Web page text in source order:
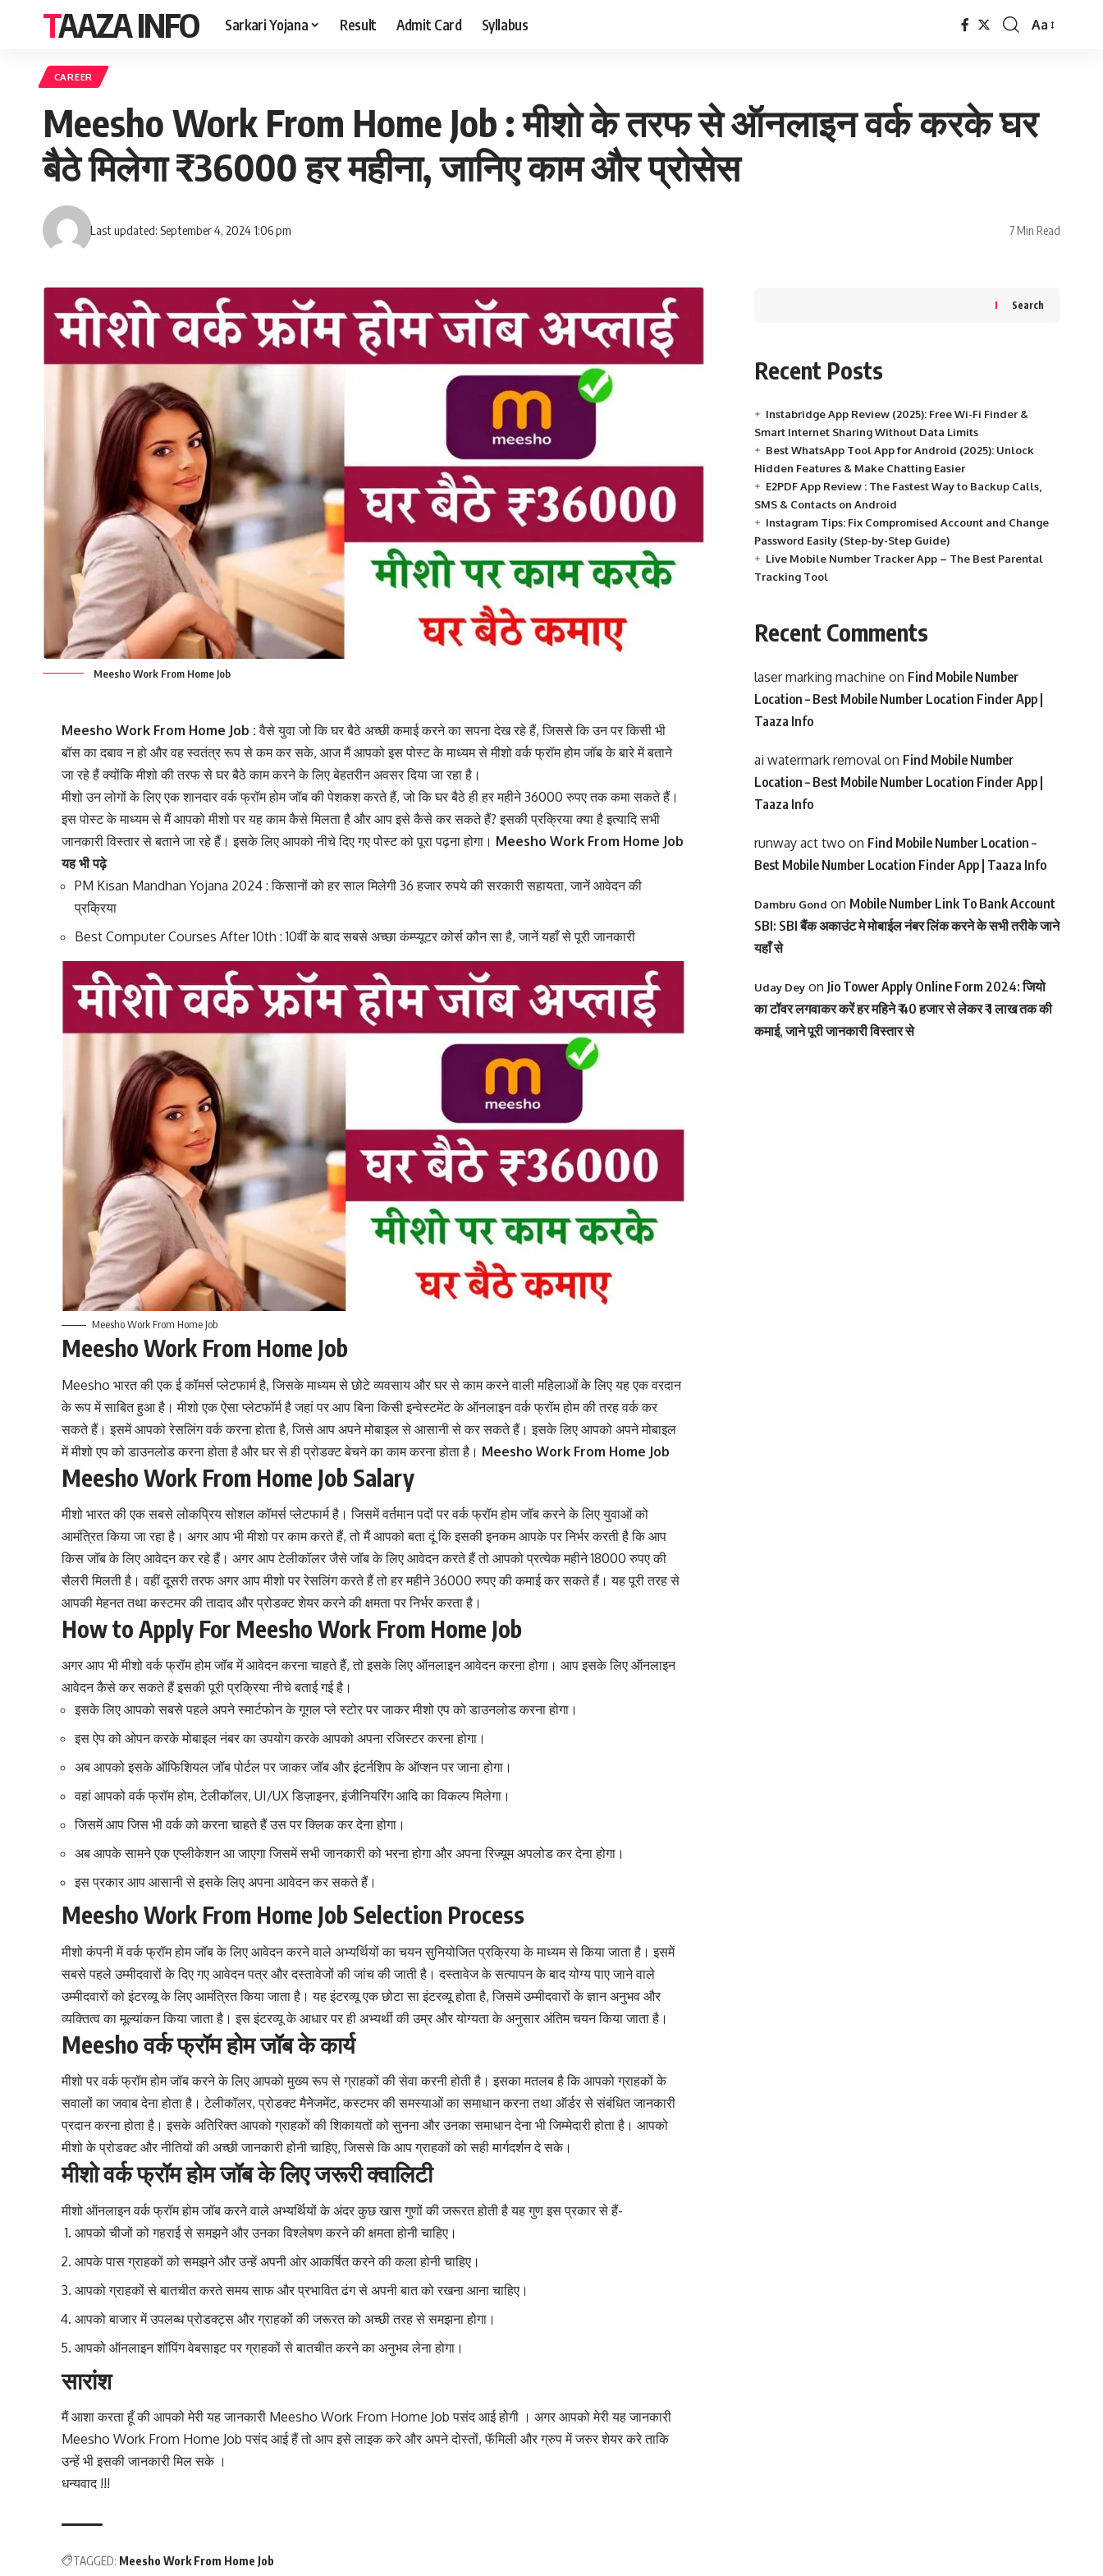
TAAZA INFO Sarkari Yojana Result Admit Card Syllabus
Font
Aa
CAREER
Meesho Work From Home Job : मीशो के तरफ से ऑनलाइन वर्क करके घर
बैठे मिलेगा ₹36000 हर महीना, जानिए काम और प्रोसेस
Last updated: September 4, 2024 1:06 pm 7 Min Read
Meesho Work From Home Job
Meesho Work From Home Job :वैसे युवा जो कि घर बैठे अच्छी कमाई करने का सपना देख रहे हैं, जिससे कि उन पर किसी भी
बॉस का दबाव न हो और वह स्वतंत्र रूप से कम कर सके, आज मैं आपको इस पोस्ट के माध्यम से मीशो वर्क फ्रॉम होम जॉब के बारे में बताने
जा रहे हैं क्योंकि मीशो की तरफ से घर बैठे काम करने के लिए बेहतरीन अवसर दिया जा रहा है।
मीशो उन लोगों के लिए एक शानदार वर्क फ्रॉम होम जॉब की पेशकश करते हैं, जो कि घर बैठे ही हर महीने 36000 रुपए तक कमा सकते हैं।
इस पोस्ट के माध्यम से मैं आपको मीशो पर यह काम कैसे मिलता है और आप इसे कैसे कर सकते हैं? इसकी प्रक्रिया क्या है इत्यादि सभी
जानकारी विस्तार से बताने जा रहे हैं। इसके लिए आपको नीचे दिए गए पोस्ट को पूरा पढ़ना होगा। Meesho Work From Home Job
यह भी पढ़े
PM Kisan Mandhan Yojana 2024 : किसानों को हर साल मिलेगी 36 हजार रुपये की सरकारी सहायता, जानें आवेदन की
प्रक्रिया
Best Computer Courses After 10th : 10वीं के बाद सबसे अच्‍छा कंम्‍प्‍यूटर कोर्स कौन सा है, जानें यहाँ से पूरी जानकारी
Meesho Work From Home Job
Meesho Work From Home Job
Meesho भारत की एक ई कॉमर्स प्लेटफार्म है, जिसके माध्यम से छोटे व्यवसाय और घर से काम करने वाली महिलाओं के लिए यह एक वरदान
के रूप में साबित हुआ है। मीशो एक ऐसा प्लेटफॉर्म है जहां पर आप बिना किसी इन्वेस्टमेंट के ऑनलाइन वर्क फ्रॉम होम की तरह वर्क कर
सकते हैं। इसमें आपको रेसलिंग वर्क करना होता है, जिसे आप अपने मोबाइल से आसानी से कर सकते हैं। इसके लिए आपको अपने मोबाइल
में मीशो एप को डाउनलोड करना होता है और घर से ही प्रोडक्ट बेचने का काम करना होता है। Meesho Work From Home Job
Meesho Work From Home Job Salary
मीशो भारत की एक सबसे लोकप्रिय सोशल कॉमर्स प्लेटफार्म है। जिसमें वर्तमान पदों पर वर्क फ्रॉम होम जॉब करने के लिए युवाओं को
आमंत्रित किया जा रहा है। अगर आप भी मीशो पर काम करते हैं, तो मैं आपको बता दूं कि इसकी इनकम आपके पर निर्भर करती है कि आप
किस जॉब के लिए आवेदन कर रहे हैं। अगर आप टेलीकॉलर जैसे जॉब के लिए आवेदन करते हैं तो आपको प्रत्येक महीने 18000 रुपए की
सैलरी मिलती है। वहीं दूसरी तरफ अगर आप मीशो पर रेसलिंग करते हैं तो हर महीने 36000 रुपए की कमाई कर सकते हैं। यह पूरी तरह से
आपकी मेहनत तथा कस्टमर की तादाद और प्रोडक्ट शेयर करने की क्षमता पर निर्भर करता है।
How to Apply For Meesho Work From Home Job
अगर आप भी मीशो वर्क फ्रॉम होम जॉब में आवेदन करना चाहते हैं, तो इसके लिए ऑनलाइन आवेदन करना होगा। आप इसके लिए ऑनलाइन
आवेदन कैसे कर सकते हैं इसकी पूरी प्रक्रिया नीचे बताई गई है।
इसके लिए आपको सबसे पहले अपने स्मार्टफोन के गूगल प्ले स्टोर पर जाकर मीशो एप को डाउनलोड करना होगा।
इस ऐप को ओपन करके मोबाइल नंबर का उपयोग करके आपको अपना रजिस्टर करना होगा।
अब आपको इसके ऑफिशियल जॉब पोर्टल पर जाकर जॉब और इंटर्नशिप के ऑप्शन पर जाना होगा।
वहां आपको वर्क फ्रॉम होम, टेलीकॉलर, UI/UX डिज़ाइनर, इंजीनियरिंग आदि का विकल्प मिलेगा।
जिसमें आप जिस भी वर्क को करना चाहते हैं उस पर क्लिक कर देना होगा।
अब आपके सामने एक एप्लीकेशन आ जाएगा जिसमें सभी जानकारी को भरना होगा और अपना रिज्यूम अपलोड कर देना होगा।
इस प्रकार आप आसानी से इसके लिए अपना आवेदन कर सकते हैं।
Meesho Work From Home Job Selection Process
मीशो कंपनी में वर्क फ्रॉम होम जॉब के लिए आवेदन करने वाले अभ्यर्थियों का चयन सुनियोजित प्रक्रिया के माध्यम से किया जाता है। इसमें
सबसे पहले उम्मीदवारों के दिए गए आवेदन पत्र और दस्तावेजों की जांच की जाती है। दस्तावेज के सत्यापन के बाद योग्य पाए जाने वाले
उम्मीदवारों को इंटरव्यू के लिए आमंत्रित किया जाता है। यह इंटरव्यू एक छोटा सा इंटरव्यू होता है, जिसमें उम्मीदवारों के ज्ञान अनुभव और
व्यक्तित्व का मूल्यांकन किया जाता है। इस इंटरव्यू के आधार पर ही अभ्यर्थी की उम्र और योग्यता के अनुसार अंतिम चयन किया जाता है।
Meesho वर्क फ्रॉम होम जॉब के कार्य
मीशो पर वर्क फ्रॉम होम जॉब करने के लिए आपको मुख्य रूप से ग्राहकों की सेवा करनी होती है। इसका मतलब है कि आपको ग्राहकों के
सवालों का जवाब देना होता है। टेलीकॉलर, प्रोडक्ट मैनेजमेंट, कस्टमर की समस्याओं का समाधान करना तथा ऑर्डर से संबंधित जानकारी
प्रदान करना होता है। इसके अतिरिक्त आपको ग्राहकों की शिकायतों को सुनना और उनका समाधान देना भी जिम्मेदारी होता है। आपको
मीशो के प्रोडक्ट और नीतियों की अच्छी जानकारी होनी चाहिए, जिससे कि आप ग्राहकों को सही मार्गदर्शन दे सके।
मीशो वर्क फ्रॉम होम जॉब के लिए जरूरी क्वालिटी
मीशो ऑनलाइन वर्क फ्रॉम होम जॉब करने वाले अभ्यर्थियों के अंदर कुछ खास गुणों की जरूरत होती है यह गुण इस प्रकार से हैं-
आपको चीजों को गहराई से समझने और उनका विश्लेषण करने की क्षमता होनी चाहिए।
आपके पास ग्राहकों को समझने और उन्हें अपनी ओर आकर्षित करने की कला होनी चाहिए।
आपको ग्राहकों से बातचीत करते समय साफ और प्रभावित ढंग से अपनी बात को रखना आना चाहिए।
आपको बाजार में उपलब्ध प्रोडक्ट्स और ग्राहकों की जरूरत को अच्छी तरह से समझना होगा।
आपको ऑनलाइन शॉपिंग वेबसाइट पर ग्राहकों से बातचीत करने का अनुभव लेना होगा।
सारांश
मैं आशा करता हूँ की आपको मेरी यह जानकारी Meesho Work From Home Job पसंद आई होगी । अगर आपको मेरी यह जानकारी
Meesho Work From Home Job पसंद आई हैं तो आप इसे लाइक करे और अपने दोस्तों, फॅमिली और ग्रुप में जरुर शेयर करे ताकि
उन्हें भी इसकी जानकारी मिल सके ।
धन्यवाद !!!
TAGGED: Meesho Work From Home Job
Search
Recent Posts
Instabridge App Review (2025): Free Wi-Fi Finder &
Smart Internet Sharing Without Data Limits
Best WhatsApp Tool App for Android (2025): Unlock
Hidden Features & Make Chatting Easier
E2PDF App Review : The Fastest Way to Backup Calls,
SMS & Contacts on Android
Instagram Tips: Fix Compromised Account and Change
Password Easily (Step-by-Step Guide)
Live Mobile Number Tracker App – The Best Parental
Tracking Tool
Recent Comments
laser marking machine on Find Mobile Number
Location – Best Mobile Number Location Finder App |
Taaza Info
ai watermark removalon Find Mobile Number
Location – Best Mobile Number Location Finder App |
Taaza Info
runway act two on Find Mobile Number Location –
Best Mobile Number Location Finder App | Taaza Info
Dambru Gond on Mobile Number Link To Bank Account
SBI: SBI बैंक अकाउंट मे मोबाईल नंबर लिंक करने के सभी तरीके जाने
यहाँ से
Uday Deyon Jio Tower Apply Online Form 2024: जियो
का टॉवर लगवाकर करें हर महिने ₹ 40 हजार से लेकर ₹ 1 लाख तक की
कमाई, जाने पूरी जानकारी विस्तार से